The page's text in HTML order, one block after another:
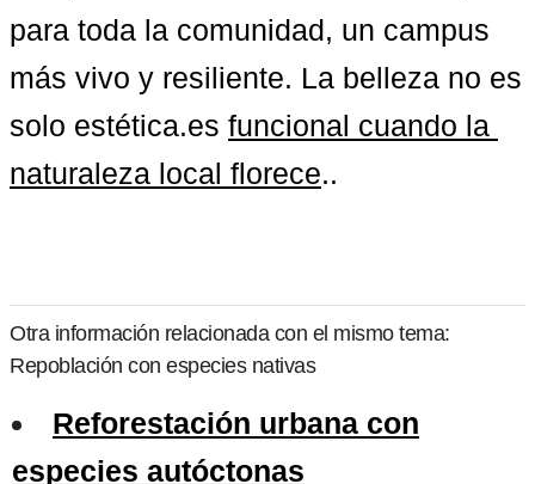
para toda la comunidad, un campus
más vivo y resiliente. La belleza no es
solo estética.es funcional cuando la
naturaleza local florece..
Otra información relacionada con el mismo tema:
Repoblación con especies nativas
Reforestación urbana con
especies autóctonas